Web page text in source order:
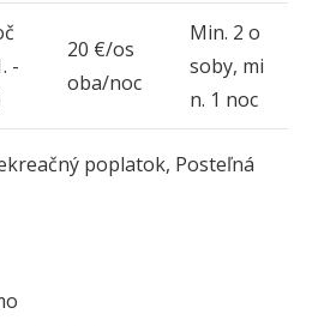
-
20 €/os
oba/noc
Min. 2 o
soby, mi
n. 1 noc
poplatok, Posteľná